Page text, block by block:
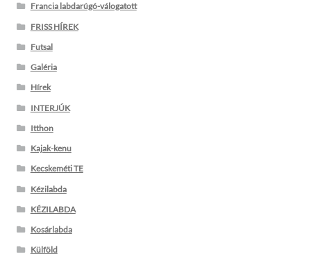
Francia labdarúgó-válogatott
FRISS HÍREK
Futsal
Galéria
Hírek
INTERJÚK
Itthon
Kajak-kenu
Kecskeméti TE
Kézilabda
KÉZILABDA
Kosárlabda
Külföld